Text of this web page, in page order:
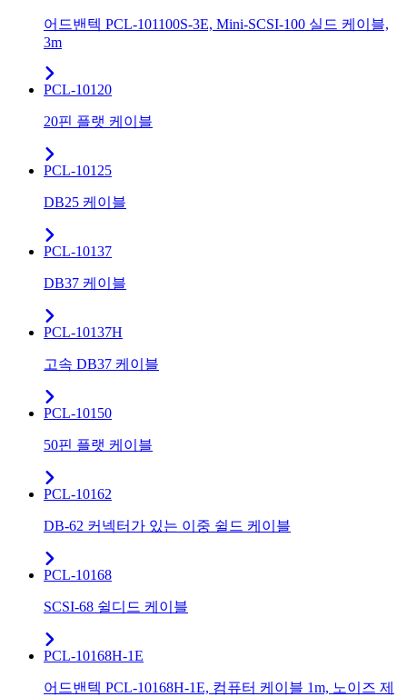
어드밴텍 PCL-101100S-3E, Mini-SCSI-100 실드 케이블,
3m
PCL-10120
20핀 플랫 케이블
PCL-10125
DB25 케이블
PCL-10137
DB37 케이블
PCL-10137H
고속 DB37 케이블
PCL-10150
50핀 플랫 케이블
PCL-10162
DB-62 커넥터가 있는 이중 쉴드 케이블
PCL-10168
SCSI-68 쉴디드 케이블
PCL-10168H-1E
어드밴텍 PCL-10168H-1E, 컴퓨터 케이블 1m, 노이즈 제